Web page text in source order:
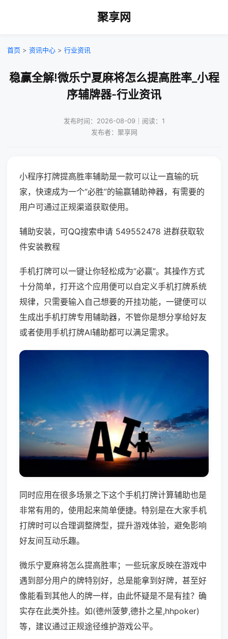
聚享网
首页 > 资讯中心 > 行业资讯
稳赢全解!微乐宁夏麻将怎么提高胜率_小程
序辅牌器-行业资讯
发布时间：2026-08-09｜阅读：1
发布者：聚享网
小程序打牌提高胜率辅助是一款可以让一直输的玩
家，快速成为一个“必胜”的输赢辅助神器，有需要的
用户可通过正规渠道获取使用。
辅助安装，可QQ搜索申请 549552478 进群获取软
件安装教程
手机打牌可以一键让你轻松成为“必赢”。其操作方式
十分简单，打开这个应用便可以自定义手机打牌系统
规律，只需要输入自己想要的开挂功能，一键便可以
生成出手机打牌专用辅助器，不管你是想分享给好友
或者使用手机打牌AI辅助都可以满足需求。
同时应用在很多场景之下这个手机打牌计算辅助也是
非常有用的，使用起来简单便捷。特别是在大家手机
打牌时可以合理调整牌型，提升游戏体验，避免影响
好友间互动乐趣。
微乐宁夏麻将怎么提高胜率；一些玩家反映在游戏中
遇到部分用户的牌特别好，总是能拿到好牌，甚至好
像能看到其他人的牌一样，由此怀疑是不是有挂？确
实存在此类外挂。如(德州菠萝,德扑之星,hhpoker)
等，建议通过正规途径维护游戏公平。